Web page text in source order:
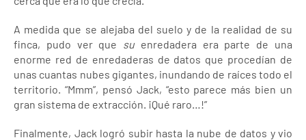
A medida que se alejaba del suelo y de la realidad de su
finca, pudo ver que su enredadera era parte de una
enorme red de enredaderas de datos que procedían de
unas cuantas nubes gigantes, inundando de raíces todo el
territorio. “Mmm”, pensó Jack, “esto parece más bien un
gran sistema de extracción. ¡Qué raro…!”
Finalmente, Jack logró subir hasta la nube de datos y vio